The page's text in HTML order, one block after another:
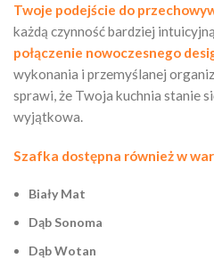
Twoje podejście do
każdą czynność bardziej
połączenie nowoczesnego
wykonania i przemyślanej
sprawi, że Twoja kuchnia stanie
wyjątkowa.
Szafka dostępna również w
Biały Mat
Dąb Sonoma
Dąb Wotan